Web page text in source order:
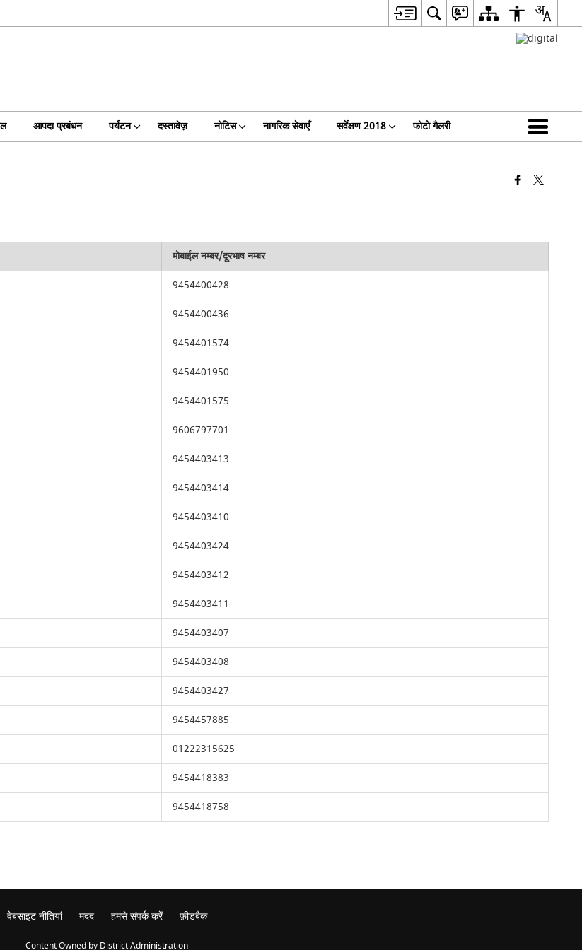
आपदा प्रबंधन पर्यटन दस्तावेज़ नोटिस नागरिक सेवाएँ सर्वेक्षण 2018 फोटो गैलरी
मोबाईल नम्बर/दूरभाष नम्बर
9454400428
9454400436
9454401574
9454401950
9454401575
9606797701
9454403413
9454403414
9454403410
9454403424
9454403412
9454403411
9454403407
9454403408
9454403427
9454457885
01222315625
9454418383
9454418758
वेबसाइट नीतियां मदद हमसे संपर्क करें फ़ीडबैक
Content Owned by District Administration